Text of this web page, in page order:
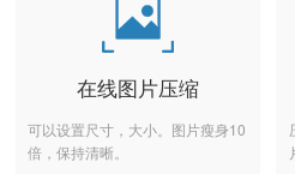
在线图片压缩
可以设置尺寸，大小。图片瘦身10
倍，保持清晰。